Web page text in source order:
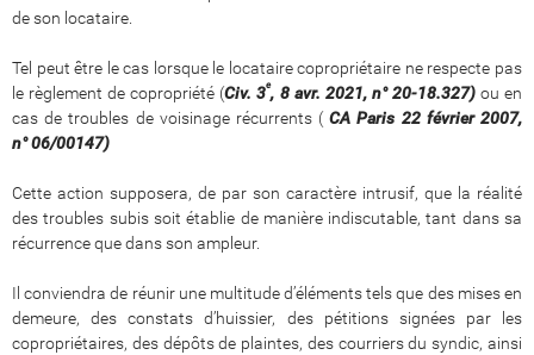
de son locataire.
Tel peut être le cas lorsque le locataire copropriétaire ne respecte pas
le règlement de copropriété (Civ. 3e, 8 avr. 2021, n°20-18.327)ou en
cas de troubles de voisinage récurrents (CA Paris 22 février 2007,
n°06/00147)
Cette action supposera, de par son caractère intrusif, que la réalité
des troubles subis soit établie de manière indiscutable, tant dans sa
récurrence que dans son ampleur.
Il conviendra de réunir une multitude d’éléments tels que des mises en
demeure, des constats d’huissier, des pétitions signées par les
copropriétaires, des dépôts de plaintes, des courriers du syndic, ainsi